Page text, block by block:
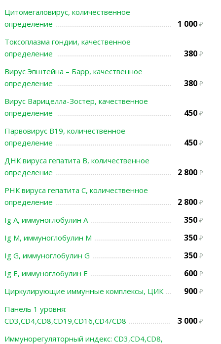
Цитомегаловирус, количественное
определение
1 000
Токсоплазма гондии, качественное
определение
380
Вирус Эпштейна – Барр, качественное
определение
380
Вирус Варицелла-Зостер, качественное
определение
450
Парвовирус В19, количественное
определение
450
ДНК вируса гепатита В, количественное
определение
2 800
РНК вируса гепатита С, количественное
определение
2 800
Ig A, иммуноглобулин A 350
Ig M, иммуноглобулин M 350
Ig G, иммуноглобулин G 350
Ig E, иммуноглобулин Е 600
Циркулирующие иммунные комплексы, ЦИК 900
Панель 1 уровня:
CD3,CD4,CD8,CD19,CD16,CD4/CD8
3 000
Иммунорегуляторный индекс: CD3,CD4,CD8,